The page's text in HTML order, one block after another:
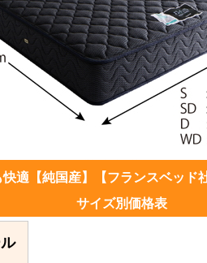
適【純国産】【フランスベッド
サイズ別価格表